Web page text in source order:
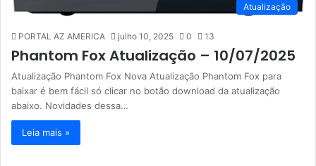
Atualização
PORTAL AZ AMERICA julho 10, 2025 0 13
Phantom Fox Atualização – 10/07/2025
Atualização Phantom Fox Nova Atualização Phantom Fox para
baixar é bem fácil só clicar no botão download da atualização
abaixo. Novidades dessa…
Leia mais »